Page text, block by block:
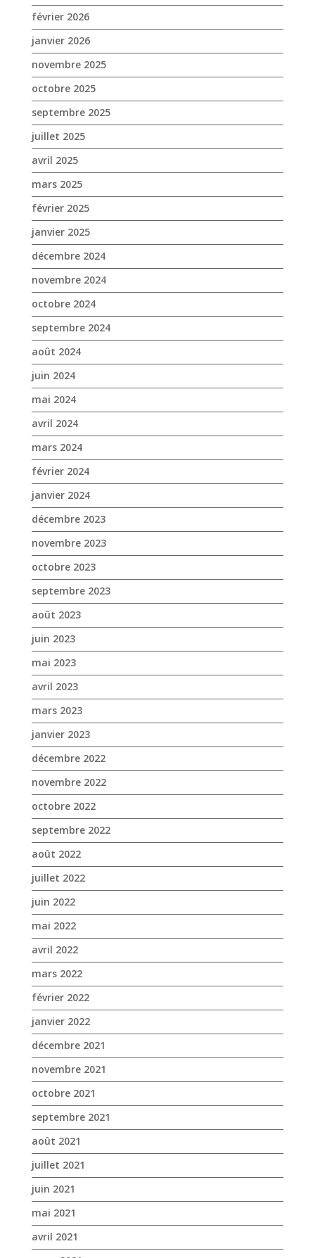
février 2026
janvier 2026
novembre 2025
octobre 2025
septembre 2025
juillet 2025
avril 2025
mars 2025
février 2025
janvier 2025
décembre 2024
novembre 2024
octobre 2024
septembre 2024
août 2024
juin 2024
mai 2024
avril 2024
mars 2024
février 2024
janvier 2024
décembre 2023
novembre 2023
octobre 2023
septembre 2023
août 2023
juin 2023
mai 2023
avril 2023
mars 2023
janvier 2023
décembre 2022
novembre 2022
octobre 2022
septembre 2022
août 2022
juillet 2022
juin 2022
mai 2022
avril 2022
mars 2022
février 2022
janvier 2022
décembre 2021
novembre 2021
octobre 2021
septembre 2021
août 2021
juillet 2021
juin 2021
mai 2021
avril 2021